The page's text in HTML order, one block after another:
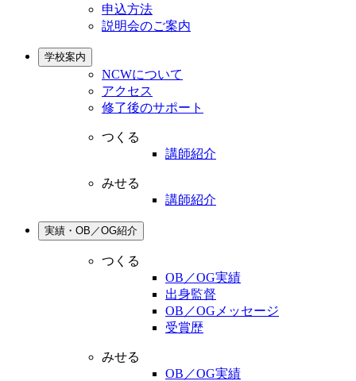
申込方法
説明会のご案内
学校案内
NCWについて
アクセス
修了後のサポート
つくる
講師紹介
みせる
講師紹介
実績・OB／OG紹介
つくる
OB／OG実績
出身監督
OB／OGメッセージ
受賞歴
みせる
OB／OG実績